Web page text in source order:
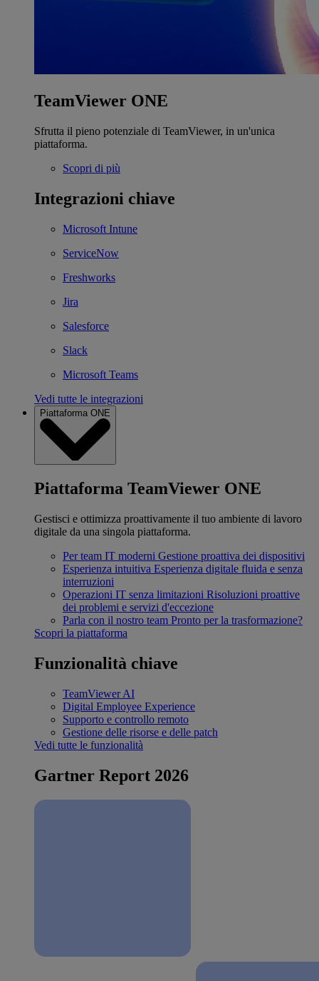
TeamViewer ONE
Sfrutta il pieno potenziale di TeamViewer, in un'unica
piattaforma.
Scopri di più
Integrazioni chiave
Microsoft Intune
ServiceNow
Freshworks
Jira
Salesforce
Slack
Microsoft Teams
Vedi tutte le integrazioni
Piattaforma ONE
Piattaforma TeamViewer ONE
Gestisci e ottimizza proattivamente il tuo ambiente di lavoro
digitale da una singola piattaforma.
Per team IT moderni Gestione proattiva dei dispositivi
Esperienza intuitiva Esperienza digitale fluida e senza
interruzioni
Operazioni IT senza limitazioni Risoluzioni proattive
dei problemi e servizi d'eccezione
Parla con il nostro team Pronto per la trasformazione?
Scopri la piattaforma
Funzionalità chiave
TeamViewer AI
Digital Employee Experience
Supporto e controllo remoto
Gestione delle risorse e delle patch
Vedi tutte le funzionalità
Gartner Report 2026